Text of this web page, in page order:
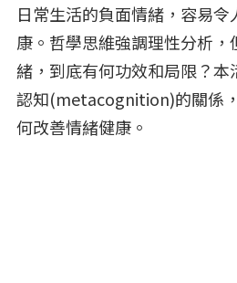
日常生活的負面情緒，容易
康。哲學思維強調理性分析
緒，到底有何功效和局限？
認知(metacognition)的關係
何改善情緒健康。